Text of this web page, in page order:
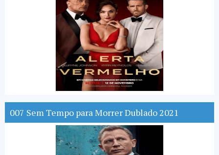
007 Sem Tempo para Morrer Dublado 2021